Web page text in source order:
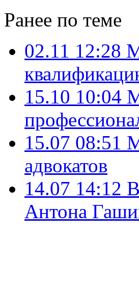
Ранее по теме
02.11 12:28
15.10 10:04
15.07 08:51
адвокатов
14.07 14:12
Антона